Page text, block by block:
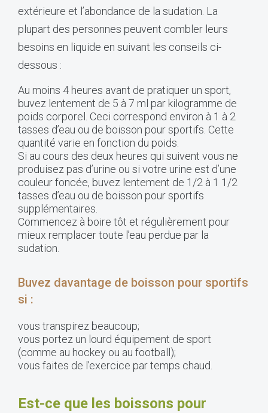
extérieure et l’abondance de la sudation. La
plupart des personnes peuvent combler leurs
besoins en liquide en suivant les conseils ci-
dessous :
Au moins 4 heures avant de pratiquer un sport,
buvez lentement de 5 à 7 ml par kilogramme de
poids corporel. Ceci correspond environ à 1 à 2
tasses d’eau ou de boisson pour sportifs. Cette
quantité varie en fonction du poids.
Si au cours des deux heures qui suivent vous ne
produisez pas d’urine ou si votre urine est d’une
couleur foncée, buvez lentement de 1/2 à 1 1/2
tasses d’eau ou de boisson pour sportifs
supplémentaires.
Commencez à boire tôt et régulièrement pour
mieux remplacer toute l’eau perdue par la
sudation.
Buvez davantage de boisson pour sportifs
si :
vous transpirez beaucoup;
vous portez un lourd équipement de sport
(comme au hockey ou au football);
vous faites de l’exercice par temps chaud.
Est-ce que les boissons pour